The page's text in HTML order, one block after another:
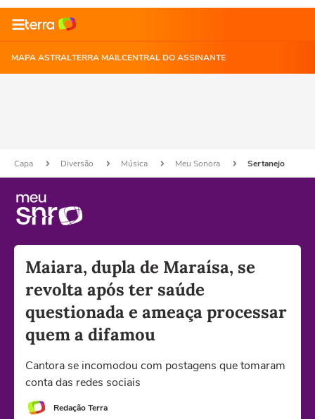
MAPA ASTRALTERRA MAILCENTRAL DO ASSINANTE
Capa Diversão Música Meu Sonora Sertanejo
Maiara, dupla de Maraísa, se
revolta após ter saúde
questionada e ameaça processar
quem a difamou
Cantora se incomodou com postagens que tomaram
conta das redes sociais
Redação Terra